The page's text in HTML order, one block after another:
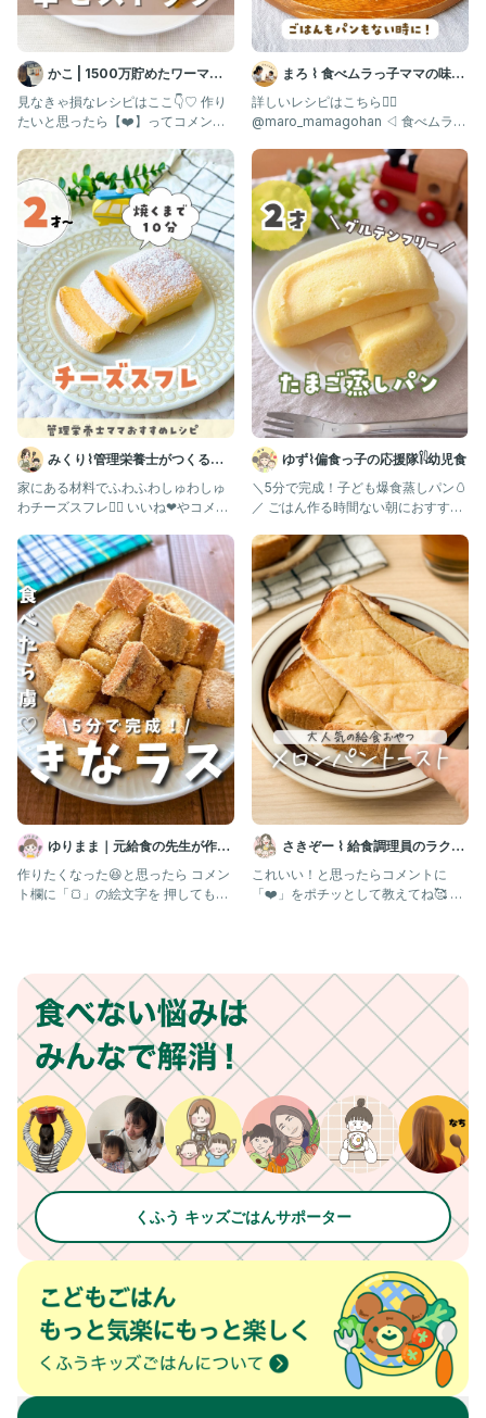
かこ | 1500万貯めたワーママ
の節約ごはん
見なきゃ損なレシピはここ👇♡ 作り
たいと思ったら【❤️】ってコメント
みくり⌇管理栄養士がつくる幼
児食レシピ
家にある材料でふわふわしゅわしゅ
わチーズスフレ💁‍♀️ いいね❤︎やコメン
ゆりまま｜元給食の先生が作る
子ども喜ぶレシピ🧑🏻‍🍳
作りたくなった😆と思ったら コメン
ト欄に「🍞」の絵文字を 押してもら
まろ ⌇ 食べムラっ子ママの味方
| 幼児食1歳〜
詳しいレシピはこちら👇🏻
@maro_mamagohan ◁ 食べムラっ
ゆず⌇偏食っ子の応援隊𓌉𓇋幼児食
＼5分で完成！子ども爆食蒸しパン🥚
／ ごはん作る時間ない朝におすすめ
さきぞー ⌇ 給食調理員のラクう
ま幼児食
これいい！と思ったらコメントに
「❤️」をポチッとして教えてね🥰 ⁡
くふう キッズごはんサポーター